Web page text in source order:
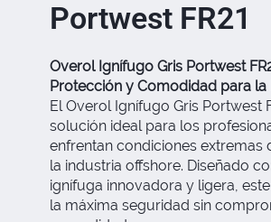
Portwest FR21
Overol Ignífugo Gris Portwest
Protección y Comodidad para la
El Overol Ignífugo Gris Portwest
solución ideal para los
enfrentan condiciones extremas
la industria offshore. Diseñado
ignífuga innovadora y ligera,
la máxima seguridad sin